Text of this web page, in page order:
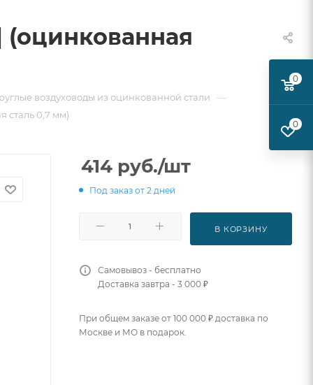
(оцинкованная
воздуховоды из оцинкованной стали —
сталь 0,7 мм)
414 руб./шт
Под заказ от 2 дней
В КОРЗИНУ
Самовывоз - бесплатно
Доставка завтра - 3 000 ₽
При общем заказе от 100 000 ₽ доставка по
Москве и МО в подарок.
0
0